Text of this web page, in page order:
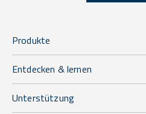
Produkte
Entdecken & lernen
Unterstützung